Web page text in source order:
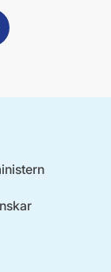
Mail